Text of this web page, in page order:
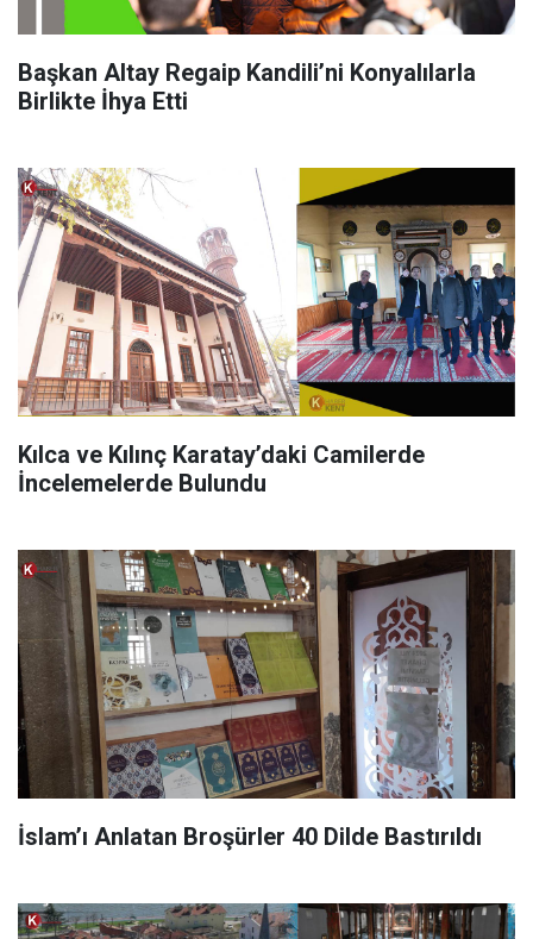
Başkan Altay Regaip Kandili’ni Konyalılarla
Birlikte İhya Etti
Kılca ve Kılınç Karatay’daki Camilerde
İncelemelerde Bulundu
İslam’ı Anlatan Broşürler 40 Dilde Bastırıldı